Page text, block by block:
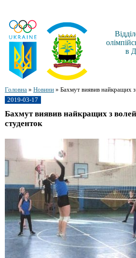
в
Головна » Новини » Бахмут виявив найкращих
2019-03-17
Бахмут виявив найкращих з
студенток